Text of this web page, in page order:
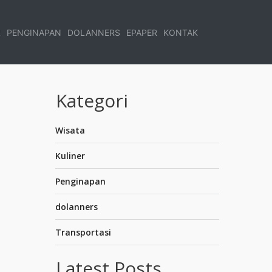
PENGINAPAN DOLANNERS EPAPER KONTAK
Kategori
Wisata
Kuliner
Penginapan
dolanners
Transportasi